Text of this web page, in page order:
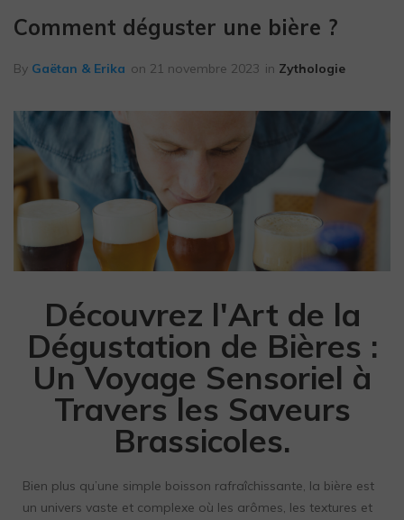
Vendée.
Comment déguster une bière ?
By Gaëtan & Erika on 21 novembre 2023 in Zythologie
Découvrez l'Art de la
Dégustation de Bières :
Un Voyage Sensoriel à
Travers les Saveurs
Brassicoles.
Bien plus qu’une simple boisson rafraîchissante, la bière est
un univers vaste et complexe où les arômes, les textures et